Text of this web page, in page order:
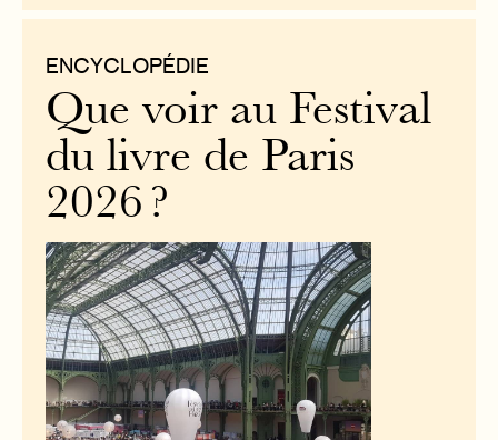
ENCYCLOPÉDIE
Que voir au Festival
du livre de Paris
2026 ?